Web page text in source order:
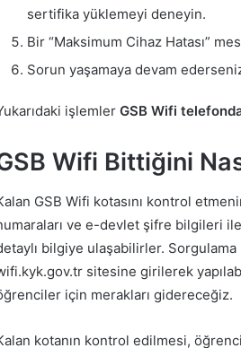
sertifika yüklemeyi deneyin.
Bir “Maksimum Cihaz Hatası”
Sorun yaşamaya devam
işlemler GSB Wifi
Wifi Bittiğini
GSB Wifi kotasını kontrol
ve e-devlet şifre bilgileri
bilgiye ulaşabilirler.
sitesine girilerek
için merakları gidereceğiz.
kotanın kontrol edilmesi,